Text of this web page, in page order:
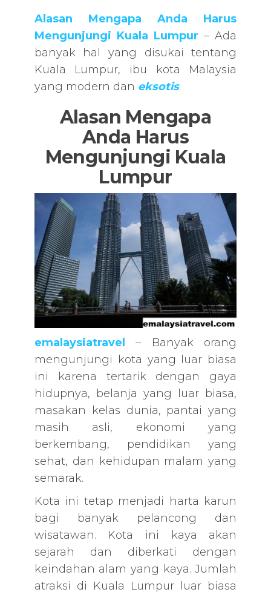
Alasan Mengapa Anda Harus
Mengunjungi Kuala Lumpur – Ada
banyak hal yang disukai tentang
Kuala Lumpur, ibu kota Malaysia
yang modern dan eksotis.
Alasan Mengapa
Anda Harus
Mengunjungi Kuala
Lumpur
emalaysiatravel
– Banyak orang
mengunjungi kota yang luar biasa
ini karena tertarik dengan gaya
hidupnya, belanja yang luar biasa,
masakan kelas dunia, pantai yang
masih asli, ekonomi yang
berkembang, pendidikan yang
sehat, dan kehidupan malam yang
semarak.
Kota ini tetap menjadi harta karun
bagi banyak pelancong dan
wisatawan. Kota ini kaya akan
sejarah dan diberkati dengan
keindahan alam yang kaya. Jumlah
atraksi di Kuala Lumpur luar biasa